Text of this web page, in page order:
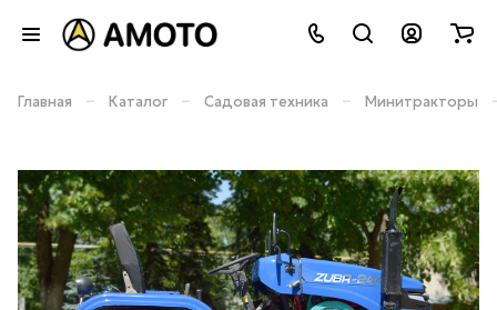
Главная – Каталог – Садовая техника – Минитракторы